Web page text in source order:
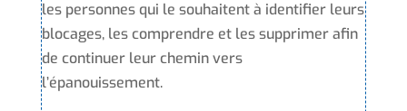
les personnes qui le souhaitent à identifier leurs
blocages, les comprendre et les supprimer afin
de continuer leur chemin vers
l’épanouissement.